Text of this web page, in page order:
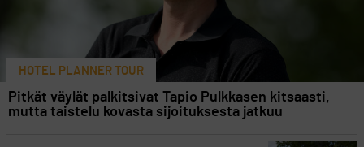
HOTEL PLANNER TOUR
Pitkät väylät palkitsivat Tapio Pulkkasen kitsaasti,
mutta taistelu kovasta sijoituksesta jatkuu